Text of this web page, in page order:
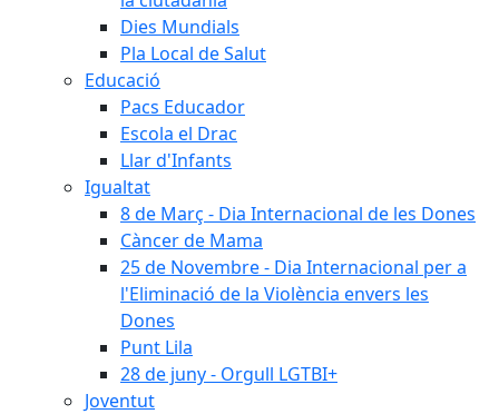
Dies Mundials
Pla Local de Salut
Educació
Pacs Educador
Escola el Drac
Llar d'Infants
Igualtat
8 de Març - Dia Internacional de les Dones
Càncer de Mama
25 de Novembre - Dia Internacional per a
l'Eliminació de la Violència envers les
Dones
Punt Lila
28 de juny - Orgull LGTBI+
Joventut